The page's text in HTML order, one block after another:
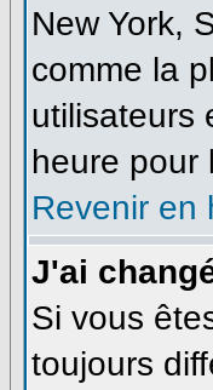
New York,
comme la
utilisateurs
heure pour
Revenir en
J'ai
Si vous
toujours